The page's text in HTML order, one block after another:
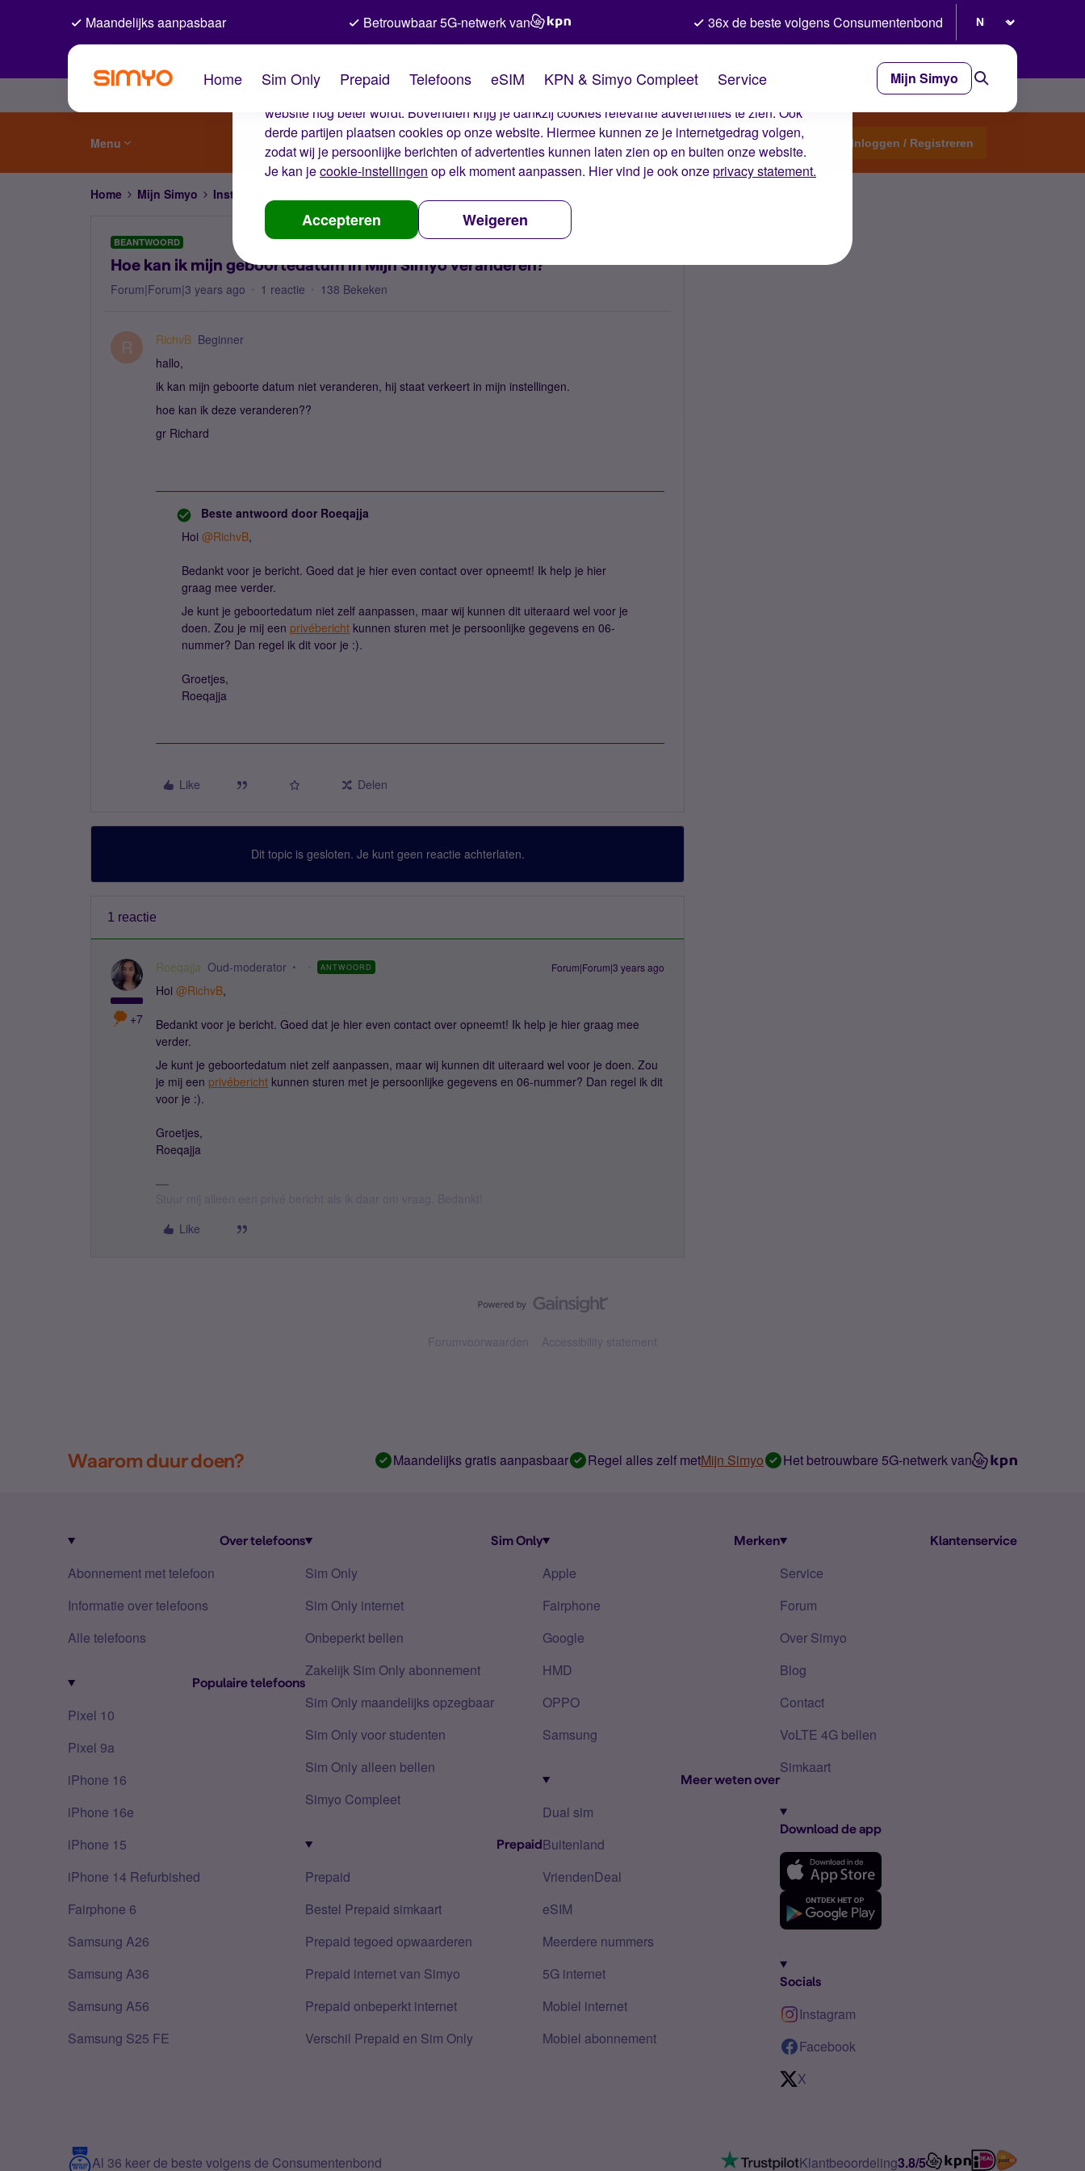
De cookies van Simyo
Wij gebruiken cookies op onze website. Met deze cookies zorgen wij ervoor dat je ervaring op de
website nog beter wordt. Bovendien krijg je dankzij cookies relevante advertenties te zien. Ook
derde partijen plaatsen cookies op onze website. Hiermee kunnen ze je internetgedrag volgen,
zodat wij je persoonlijke berichten of advertenties kunnen laten zien op en buiten onze website.
Je kan jecookie-instellingen op elk moment aanpassen. Hier vind je ook onzeprivacy statement.
Accepteren Weigeren
Maandelijks aanpasbaar Betrouwbaar 5G-netwerk van 36x de beste volgens Consumentenbond
Home Sim Only Prepaid Telefoons eSIM KPN & Simyo Compleet Service Mijn Simyo
Menu Start een topic Inloggen / Registreren
Home Mijn Simyo Instellingen
BEANTWOORD
Hoe kan ik mijn geboortedatum in Mijn Simyo veranderen?
Forum|Forum|3 years ago 1 reactie 138 Bekeken
R RichvB Beginner
hallo,
ik kan mijn geboorte datum niet veranderen, hij staat verkeert in mijn instellingen.
hoe kan ik deze veranderen??
gr Richard
Beste antwoord door Roeqajja
Hoi @RichvB,
Bedankt voor je bericht. Goed dat je hier even contact over opneemt! Ik help je hier
graag mee verder.
Je kunt je geboortedatum niet zelf aanpassen, maar wij kunnen dit uiteraard wel voor je
doen. Zou je mij een privébericht kunnen sturen met je persoonlijke gegevens en 06-
nummer? Dan regel ik dit voor je :).
Groetjes,
Roeqajja
Like Delen
Dit topic is gesloten. Je kunt geen reactie achterlaten.
1 reactie
+7
Roeqajja Oud-moderator ANTWOORD Forum|Forum|3 years ago
Hoi @RichvB,
Bedankt voor je bericht. Goed dat je hier even contact over opneemt! Ik help je hier graag mee
verder.
Je kunt je geboortedatum niet zelf aanpassen, maar wij kunnen dit uiteraard wel voor je doen. Zou
je mij een privébericht kunnen sturen met je persoonlijke gegevens en 06-nummer? Dan regel ik dit
voor je :).
Groetjes,
Roeqajja
Like
Forumvoorwaarden Accessibility statement
Waarom duur doen? Maandelijks gratis aanpasbaar Regel alles zelf metMijn Simyo Het betrouwbare 5G-netwerk van
Over telefoons
Abonnement met telefoon
Informatie over telefoons
Alle telefoons
Populaire telefoons
Pixel 10
Pixel 9a
iPhone 16
iPhone 16e
iPhone 15
iPhone 14 Refurbished
Fairphone 6
Samsung A26
Samsung A36
Samsung A56
Samsung S25 FE
Sim Only
Sim Only
Sim Only internet
Onbeperkt bellen
Zakelijk Sim Only abonnement
Sim Only maandelijks opzegbaar
Sim Only voor studenten
Sim Only alleen bellen
Simyo Compleet
Prepaid
Prepaid
Bestel Prepaid simkaart
Prepaid tegoed opwaarderen
Prepaid internet van Simyo
Prepaid onbeperkt internet
Verschil Prepaid en Sim Only
Merken
Apple
Fairphone
Google
HMD
OPPO
Samsung
Meer weten over
Dual sim
Buitenland
VriendenDeal
eSIM
Meerdere nummers
5G internet
Mobiel internet
Mobiel abonnement
Klantenservice
Service
Forum
Over Simyo
Blog
Contact
VoLTE 4G bellen
Simkaart
Download de app
Socials
Instagram
Facebook
X
Al 36 keer de beste volgens de Consumentenbond Klantbeoordeling3.8/5